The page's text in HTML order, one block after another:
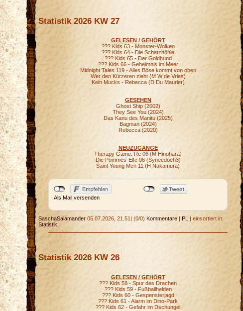
Statistik 2026 KW 27
GELESEN / GEHÖRT
??? Kids 63 - Monster-Wolken
??? Kids 64 - Die Schatzhöhle
??? Kids 65 - Der Goldhund
??? Kids 66 - Geheimnis im Meer
Midnight Tales 119 - Alles Böse kommt von oben
Wer den Kürzeren zieht (M W de Vries)
Kein Mucks - Rebecca (D Du Maurier)
GESEHEN
Ghost Ship (2002)
They See You (2024)
Das Kanu des Manitu (2025)
Bagman (2024)
Rebecca (2020)
NEUZUGÄNGE
Therapy Game: Re 06 (M Hinohara)
Die Pommes-Elfe 06 (Synecdoch3)
Saint Young Men 11 (H Nakamura)
Als Mail versenden
SaschaSalamander 05.07.2026, 21.51 (0/0) Kommentare PL
einsortiert in:
Statistik
Statistik 2026 KW 26
GELESEN / GEHÖRT
??? Kids 58 - Spur des Drachen
??? Kids 59 - Fußballhelden
??? Kids 60 - Gespensterjagd
??? Kids 61 - Alarm im Dino-Park
??? Kids 62 - Gefahr im Dschungel